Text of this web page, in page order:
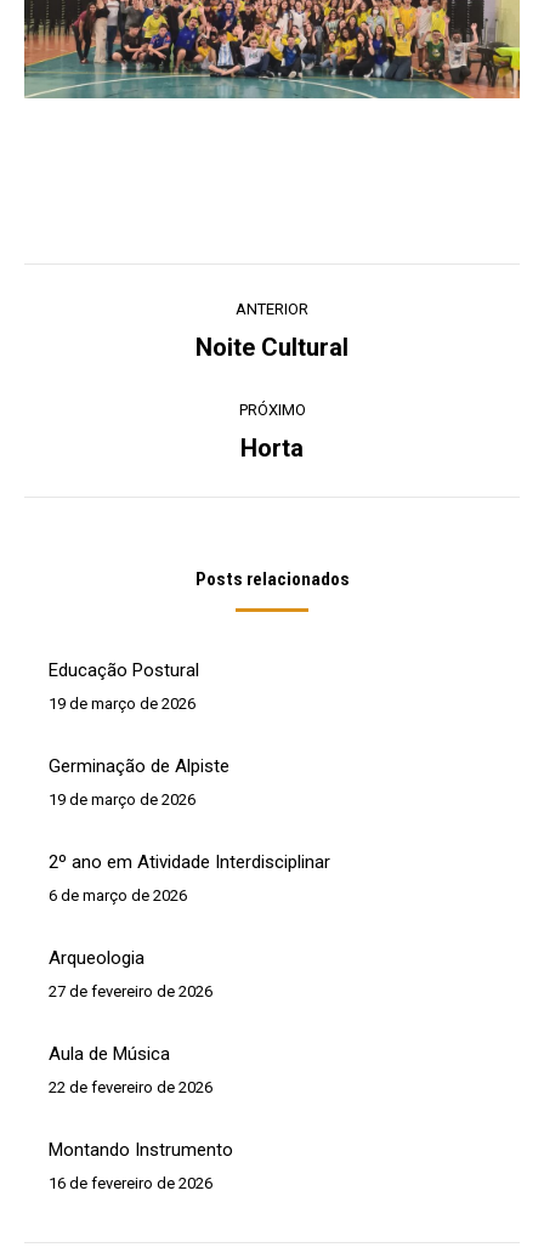
ANTERIOR
Post
Noite Cultural
PRÓXIMO
Próximo
Horta
Posts relacionados
Educação Postural
19 de março de 2026
Germinação de Alpiste
19 de março de 2026
2º ano em Atividade Interdisciplinar
6 de março de 2026
Arqueologia
27 de fevereiro de 2026
Aula de Música
22 de fevereiro de 2026
Montando Instrumento
16 de fevereiro de 2026